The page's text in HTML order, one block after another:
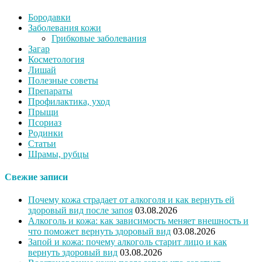
Бородавки
Заболевания кожи
Грибковые заболевания
Загар
Косметология
Лишай
Полезные советы
Препараты
Профилактика, уход
Прыщи
Псориаз
Родинки
Статьи
Шрамы, рубцы
Свежие записи
Почему кожа страдает от алкоголя и как вернуть ей
здоровый вид после запоя 03.08.2026
Алкоголь и кожа: как зависимость меняет внешность и
что поможет вернуть здоровый вид 03.08.2026
Запой и кожа: почему алкоголь старит лицо и как
вернуть здоровый вид 03.08.2026